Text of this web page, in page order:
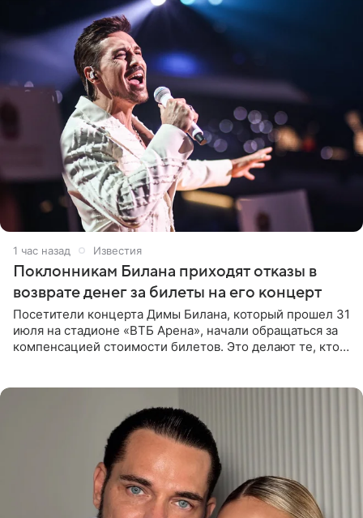
1 час назад Известия
Поклонникам Билана приходят отказы в
возврате денег за билеты на его концерт
Посетители концерта Димы Билана, который прошел 31
июля на стадионе «ВТБ Арена», начали обращаться за
компенсацией стоимости билетов. Это делают те, кто